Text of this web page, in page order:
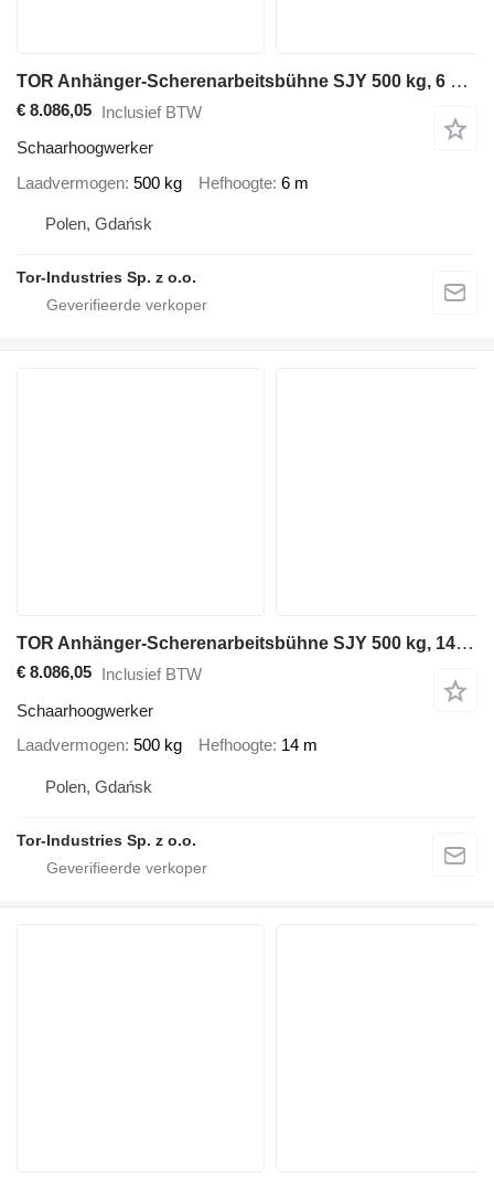
TOR Anhänger-Scherenarbeitsbühne SJY 500 kg, 6 m DC
€ 8.086,05 Inclusief BTW
Schaarhoogwerker
Laadvermogen 500 kg Hefhoogte 6 m
Polen, Gdańsk
Tor-Industries Sp. z o.o.
TOR Anhänger-Scherenarbeitsbühne SJY 500 kg, 14 m DC
€ 8.086,05 Inclusief BTW
Schaarhoogwerker
Laadvermogen 500 kg Hefhoogte 14 m
Polen, Gdańsk
Tor-Industries Sp. z o.o.